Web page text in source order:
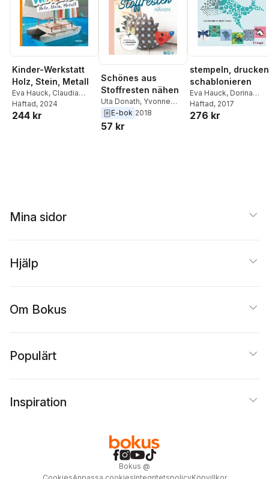
Kinder-Werkstatt
Holz, Stein, Metall
Eva Hauck, Claudia
Huboi
Häftad, 2024
244 kr
Schönes aus
Stoffresten nähen
Uta Donath, Yvonne
Reidelbach,Rabea
Rauer,
E-bok 2018
57 kr
stempeln,
schablonieren
Eva Hauck, Dorina
Tessmann
Häftad, 2017
276 kr
Mina sidor
Hjälp
Om Bokus
Populärt
Inspiration
Bokus @